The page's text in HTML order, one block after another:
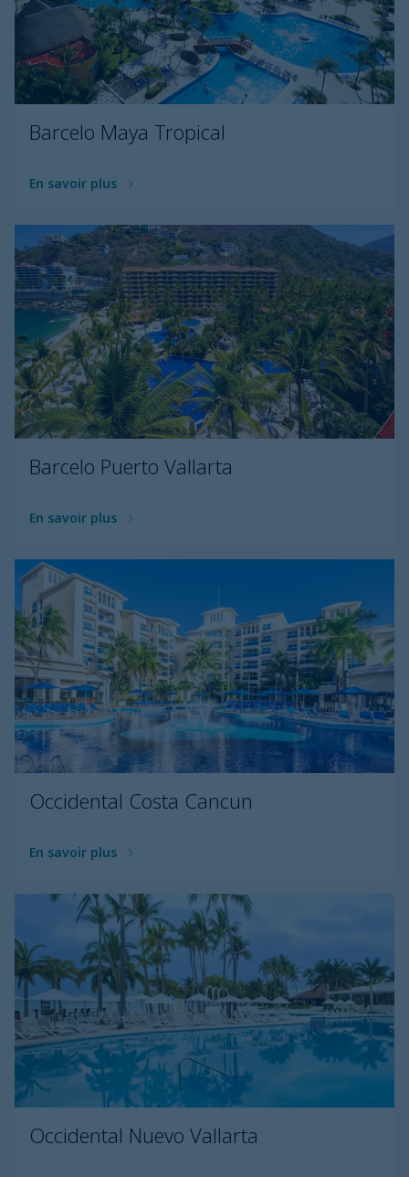
Barcelo Maya Tropical
En savoir plus
Barcelo Puerto Vallarta
En savoir plus
Occidental Costa Cancun
En savoir plus
Occidental Nuevo Vallarta